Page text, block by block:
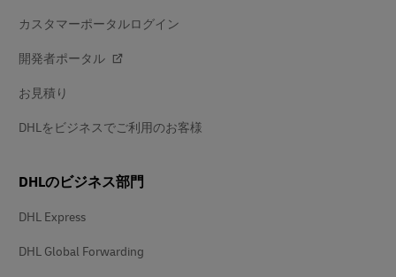
カスタマーポータルログイン
開発者ポータル
お見積り
DHLをビジネスでご利用のお客様
DHLのビジネス部門
DHL Express
DHL Global Forwarding